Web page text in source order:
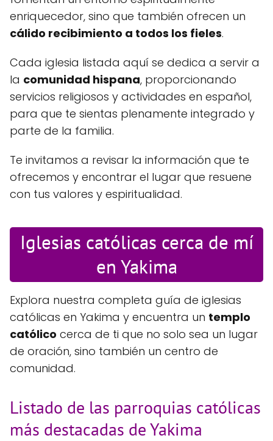
enriquecedor, sino que también ofrecen un
cálido recibimiento a todos los fieles.
Cada iglesia listada aquí se dedica a servir a
la comunidad hispana, proporcionando
servicios religiosos y actividades en español,
para que te sientas plenamente integrado y
parte de la familia.
Te invitamos a revisar la información que te
ofrecemos y encontrar el lugar que resuene
con tus valores y espiritualidad.
Iglesias católicas cerca de mí
en Yakima
Explora nuestra completa guía de iglesias
católicas en Yakima y encuentra un templo
católico cerca de ti que no solo sea un lugar
de oración, sino también un centro de
comunidad.
Listado de las parroquias católicas
más destacadas de Yakima